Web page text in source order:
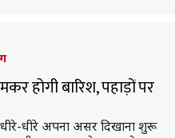
होगी बारिश, पहाड़ों पर
धीरे अपना असर दिखाना शुरू